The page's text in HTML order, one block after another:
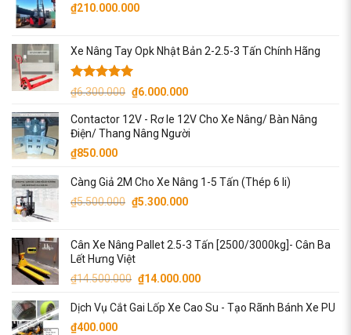
₫210.000.000
Xe Nâng Tay Opk Nhật Bản 2-2.5-3 Tấn Chính Hãng
Được xếp
5 sao
₫6.300.000 Giá
là:
₫6.300.000.
₫6.000.000Giá
tại
là:
Contactor 12V - Rơ le 12V Cho Xe Nâng/ Bàn Nâng
Điện/ Thang Nâng Người
₫850.000
Càng Giả 2M Cho Xe Nâng 1-5 Tấn (Thép 6 li)
₫5.500.000 Giá
₫5.500.000.
₫5.300.000Giá
là:
Cân Xe Nâng Pallet 2.5-3 Tấn [2500/3000kg]- Cân Ba
Lết Hưng Việt
₫14.500.000 Giá
là:
₫14.000.000Giá
tại
Dịch Vụ Cắt Gai Lốp Xe Cao Su - Tạo Rãnh Bánh Xe PU
₫400.000